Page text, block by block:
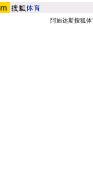
阿迪达斯搜狐体